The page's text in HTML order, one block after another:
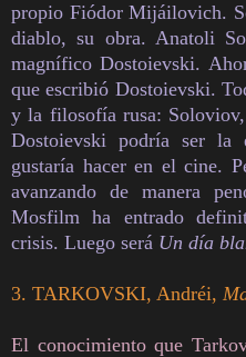
propio Fiódor Mijáilovich.
diablo, su obra. Anatoli
magnífico Dostoievski.
que escribió Dostoievski.
y la filosofía rusa:
Dostoievski podría ser la
gustaría hacer en el cine.
avanzando de manera
Mosfilm ha entrado
crisis. Luego será Un día
3. TARKOVSKI, Andréi,
El conocimiento que